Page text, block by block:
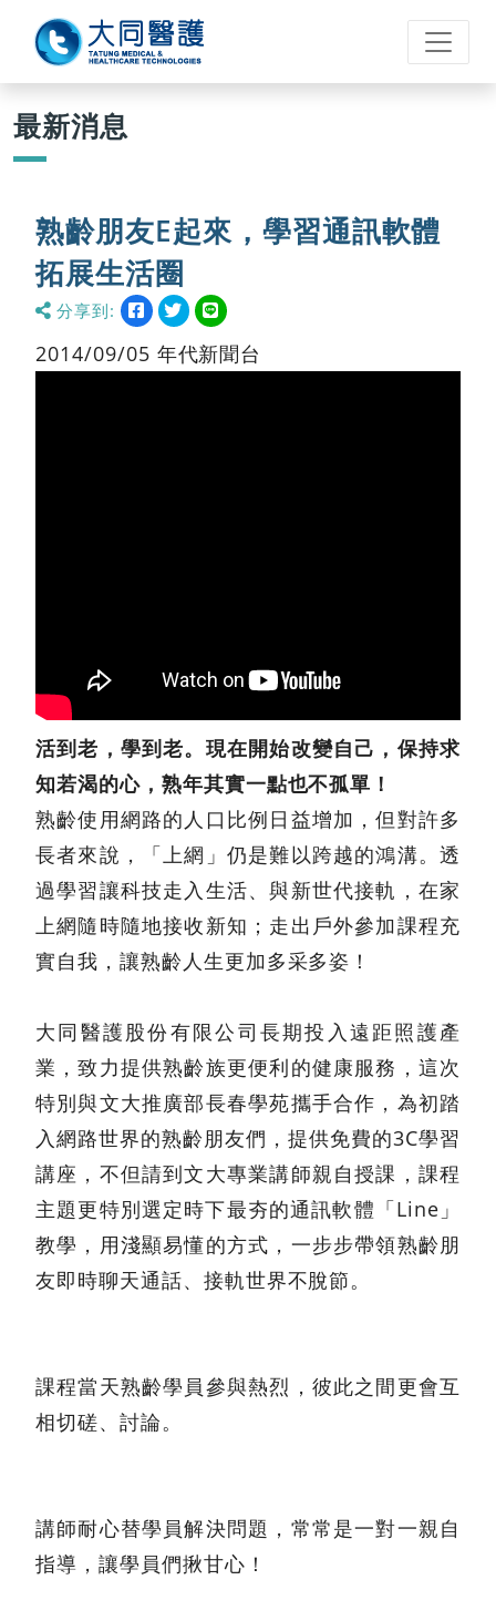
最新消息
熟齡朋友E起來，學習通訊軟體
拓展生活圈
分
到
分享到:
分
享
到
facebook
分
享
到
twitter
分
享
到
line
2014/09/05 年代新聞台
活到老，學到老。現在開始改變自己，保持求
知若渴的心，熟年其實一點也不孤單！
熟齡使用網路的人口比例日益增加，但對許多
長者來說，「上網」仍是難以跨越的鴻溝。透
過學習讓科技走入生活、與新世代接軌，在家
上網隨時隨地接收新知；走出戶外參加課程充
實自我，讓熟齡人生更加多采多姿！
大同醫護股份有限公司長期投入遠距照護產
業，致力提供熟齡族更便利的健康服務，這次
特別與文大推廣部長春學苑攜手合作，為初踏
入網路世界的熟齡朋友們，提供免費的3C學習
講座，不但請到文大專業講師親自授課，課程
主題更特別選定時下最夯的通訊軟體「Line」
教學，用淺顯易懂的方式，一步步帶領熟齡朋
友即時聊天通話、接軌世界不脫節。
課程當天熟齡學員參與熱烈，彼此之間更會互
相切磋、討論。
講師耐心替學員解決問題，常常是一對一親自
指導，讓學員們揪甘心！